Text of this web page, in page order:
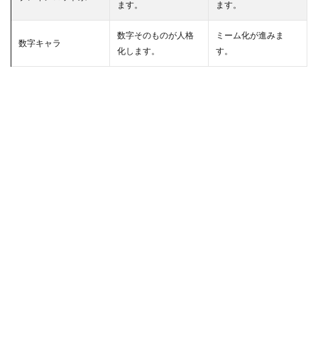
ます。 ます。
数字キャラ
数字そのものが人格
化します。
ミーム化が進みま
す。